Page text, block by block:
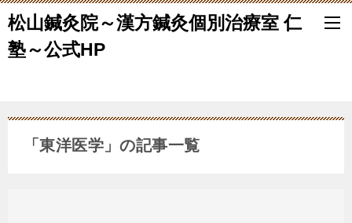
松山鍼灸院～漢方鍼灸個別治療室 仁
塾～公式HP
「東洋医学」の記事一覧